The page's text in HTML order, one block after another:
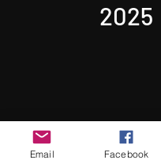
2025
Email Facebook